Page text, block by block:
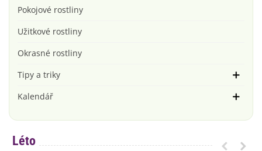
Pokojové rostliny
Užitkové rostliny
Okrasné rostliny
Tipy a triky
Kalendář
Léto